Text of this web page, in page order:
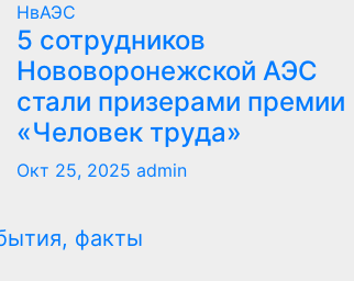
НвАЭС
5 сотрудников
Нововоронежской АЭС
стали призерами премии
«Человек труда»
Окт 25, 2025 admin